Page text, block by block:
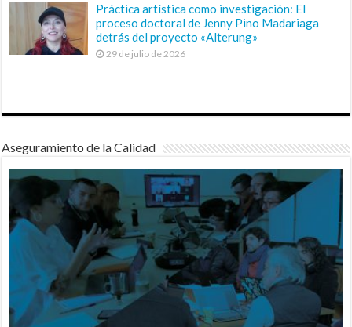
Práctica artística como investigación: El
proceso doctoral de Jenny Pino Madariaga
detrás del proyecto «Alterung»
29 de julio de 2026
Aseguramiento de la Calidad